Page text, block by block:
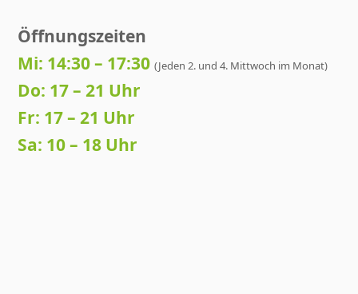
Öffnungszeiten
Mi: 14:30 – 17:30(Jeden 2. und 4. Mittwoch im Monat)
Do: 17 – 21 Uhr
Fr: 17 – 21 Uhr
Sa: 10 – 18 Uhr